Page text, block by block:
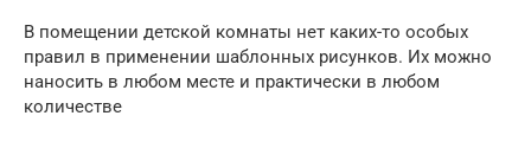
В помещении детской комнаты нет каких-то особых
правил в применении шаблонных рисунков. Их можно
наносить в любом месте и практически в любом
количестве